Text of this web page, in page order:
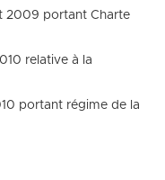
2009 portant Charte
relative à la
portant régime de la